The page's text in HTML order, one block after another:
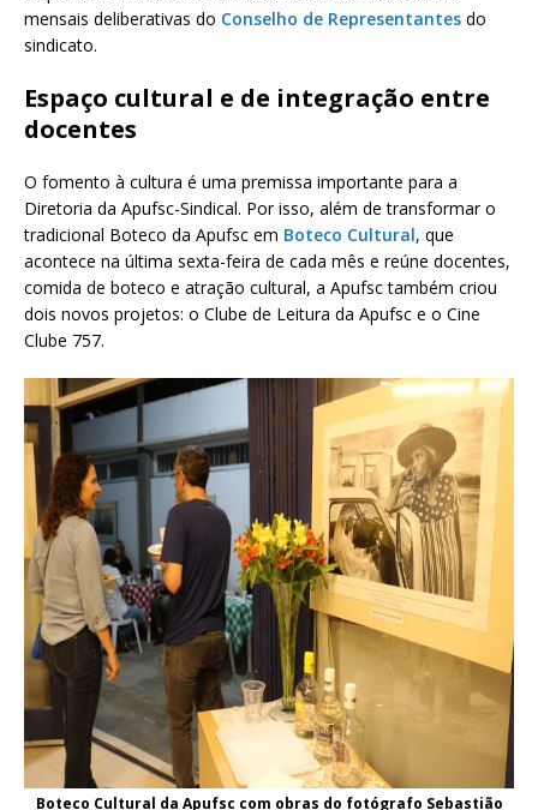
mensais deliberativas do Conselho de Representantes do
sindicato.
Espaço cultural e de integração entre
docentes
O fomento à cultura é uma premissa importante para a
Diretoria da Apufsc-Sindical. Por isso, além de transformar o
tradicional Boteco da Apufsc em Boteco Cultural, que
acontece na última sexta-feira de cada mês e reúne docentes,
comida de boteco e atração cultural, a Apufsc também criou
dois novos projetos: o Clube de Leitura da Apufsc e o Cine
Clube 757.
Boteco Cultural da Apufsc com obras do fotógrafo Sebastião